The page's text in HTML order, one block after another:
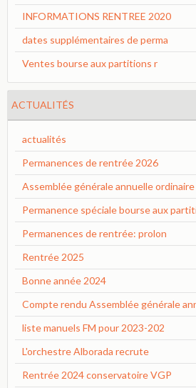
INFORMATIONS RENTREE 2020
dates supplémentaires de perma
Ventes bourse aux partitions r
ACTUALITÉS
actualités
Permanences de rentrée 2026
Assemblée générale annuelle
Permanence spéciale bourse aux
Permanences de rentrée: prolon
Rentrée 2025
Bonne année 2024
Compte rendu Assemblée générale
liste manuels FM pour 2023-202
L'orchestre Alborada recrute
Rentrée 2024 conservatoire VGP